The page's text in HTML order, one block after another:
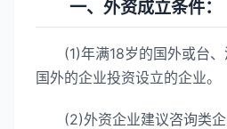
一、外资成立条件：
(1)年满18岁的国外或台、
国外的企业投资设立的企业。
(2)外资企业建议咨询类企